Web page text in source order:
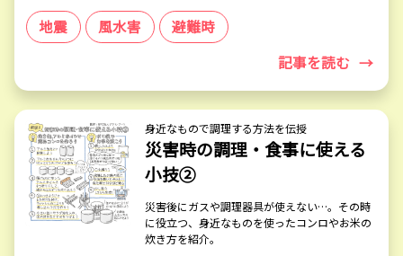
地震 風水害
避難時
記事を読む →
身近なもので調理する方法を伝授
災害時の調理・食事に使える
小技②
災害後にガスや調理器具が使えない…。その時
に役立つ、身近なものを使ったコンロやお米の
炊き方を紹介。